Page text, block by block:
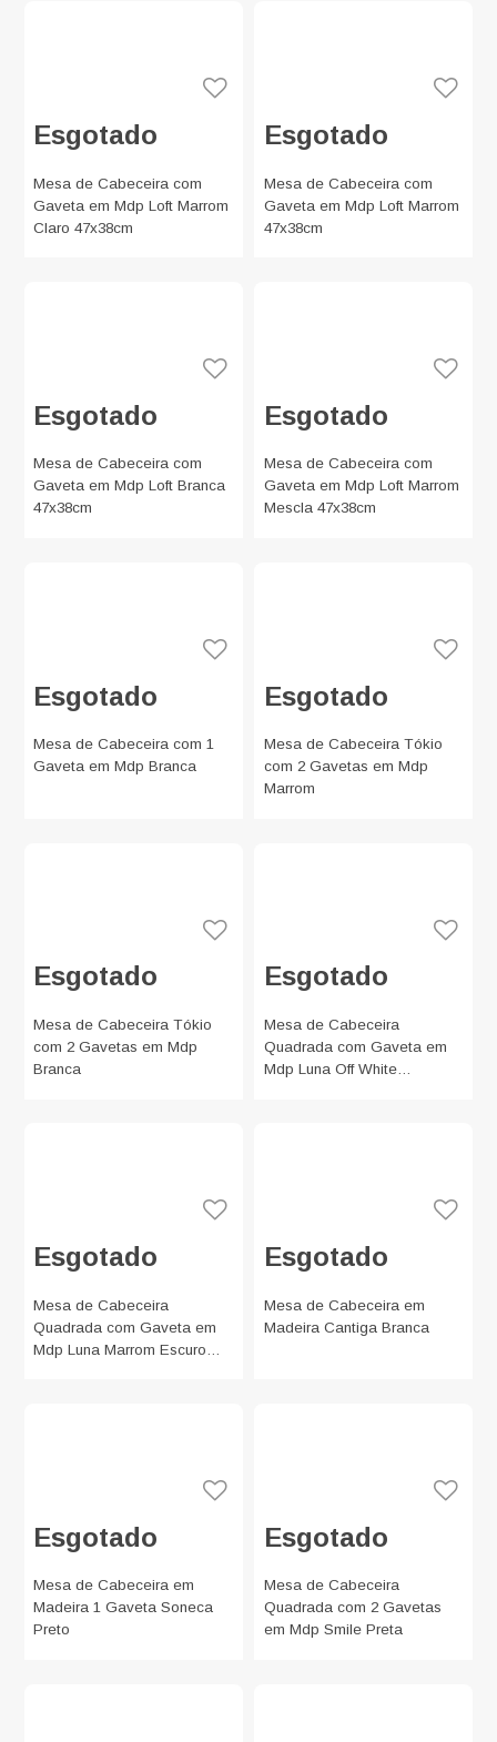
Esgotado
Mesa de Cabeceira com
Gaveta em Mdp Loft Marrom
Claro 47x38cm
Esgotado
Mesa de Cabeceira com
Gaveta em Mdp Loft Marrom
47x38cm
Esgotado
Mesa de Cabeceira com
Gaveta em Mdp Loft Branca
47x38cm
Esgotado
Mesa de Cabeceira com
Gaveta em Mdp Loft Marrom
Mescla 47x38cm
Esgotado
Mesa de Cabeceira com 1
Gaveta em Mdp Branca
Esgotado
Mesa de Cabeceira Tókio
com 2 Gavetas em Mdp
Marrom
Esgotado
Mesa de Cabeceira Tókio
com 2 Gavetas em Mdp
Branca
Esgotado
Mesa de Cabeceira
Quadrada com Gaveta em
Mdp Luna Off White
Esgotado
Mesa de Cabeceira
Quadrada com Gaveta em
Mdp Luna Marrom Escuro
Esgotado
Mesa de Cabeceira em
Madeira Cantiga Branca
Esgotado
Mesa de Cabeceira em
Madeira 1 Gaveta Soneca
Preto
Esgotado
Mesa de Cabeceira
Quadrada com 2 Gavetas
em Mdp Smile Preta